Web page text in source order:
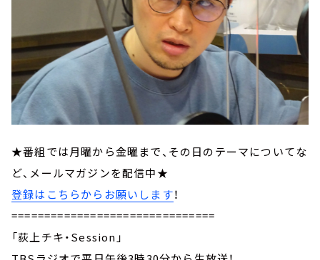
★番組では月曜から金曜まで、その日のテーマについてな
ど、メールマガジンを配信中★
登録はこちらからお願いします！
===============================
「荻上チキ・Session」